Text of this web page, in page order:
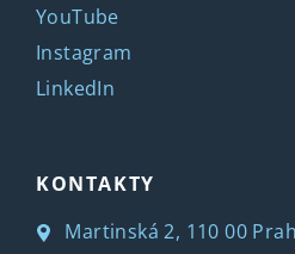
YouTube
Instagram
LinkedIn
KONTAKTY
Martinská 2, 110 00